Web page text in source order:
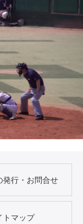
発行・お問合せ
トマップ